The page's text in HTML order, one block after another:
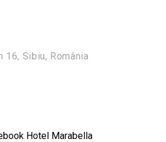
16, Sibiu, România
Hotel Marabella